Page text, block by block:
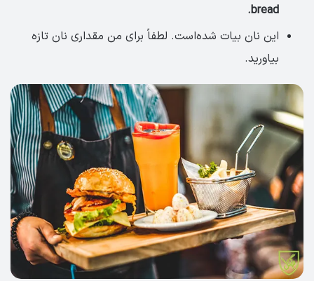
bread.
این نان بیات شده‌است. لطفاً برای من مقداری نان تازه
بیاورید.